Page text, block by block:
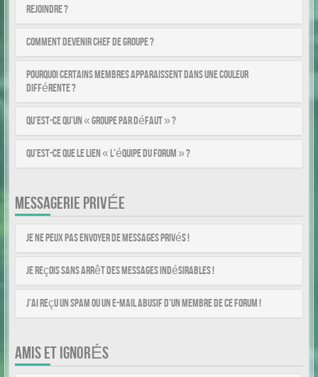
rejoindre ?
Comment devenir chef de groupe ?
Pourquoi certains membres apparaissent dans une couleur
différente ?
Qu’est-ce qu’un « Groupe par défaut » ?
Qu’est-ce que le lien « L’équipe du forum » ?
MESSAGERIE PRIVÉE
Je ne peux pas envoyer de messages privés !
Je reçois sans arrêt des messages indésirables !
J’ai reçu un spam ou un e-mail abusif d’un membre de ce forum !
AMIS ET IGNORÉS